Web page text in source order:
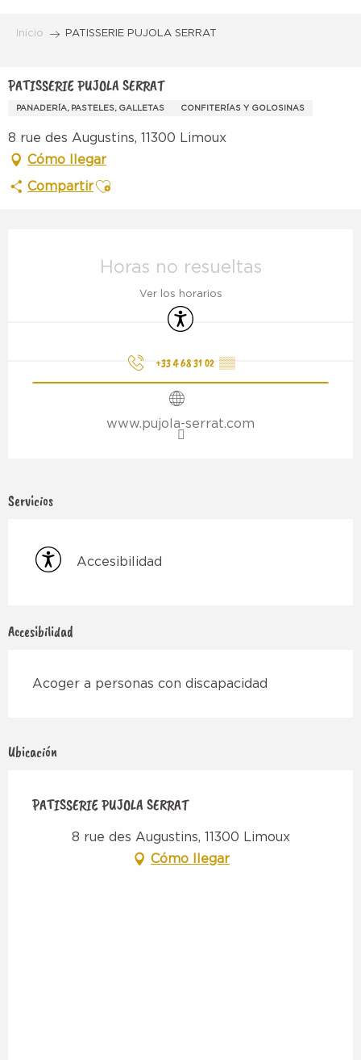
Inicio PATISSERIE PUJOLA SERRAT
PATISSERIE PUJOLA SERRAT
PANADERÍA, PASTELES, GALLETAS CONFITERÍAS Y GOLOSINAS
8 rue des Augustins, 11300 Limoux
Cómo llegar
CompartirAjouter aux favoris
Horas no resueltas
Ver los horarios
Accesibilidad
+33 4 68 31 02 ▒▒
www.pujola-serrat.com
Servicios
Accesibilidad
Accesibilidad
Acoger a personas con discapacidad
Ubicación
PATISSERIE PUJOLA SERRAT
8 rue des Augustins, 11300 Limoux
Cómo llegar